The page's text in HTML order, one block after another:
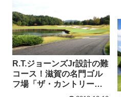
R.T.ジョーンズJr設計の難
コース！滋賀の名門ゴル
フ場「ザ・カントリーク